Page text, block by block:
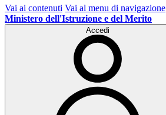
Vai ai contenuti Vai al menu di navigazione
Ministero dell'Istruzione e del Merito
Accedi